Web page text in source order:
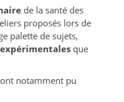
de la santé des
proposés lors de
palette de sujets,
que
notamment pu